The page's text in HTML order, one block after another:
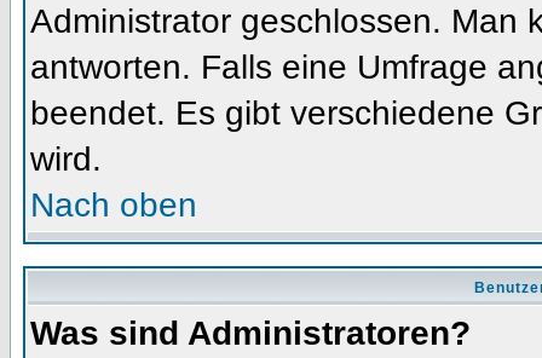
Administrator geschlossen. Man
antworten. Falls eine Umfrage
beendet. Es gibt verschiedene
wird.
Nach oben
Was sind Administratoren?